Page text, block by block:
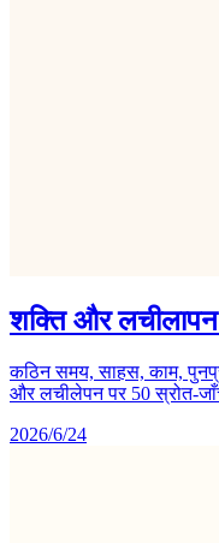
शक्ति और लचीलापन
कठिन समय, साहस, काम,
और लचीलेपन पर 50 स्रोत-
2026/6/24